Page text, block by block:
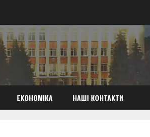
ЕКОНОМІКА НАШІ КОНТАКТИ